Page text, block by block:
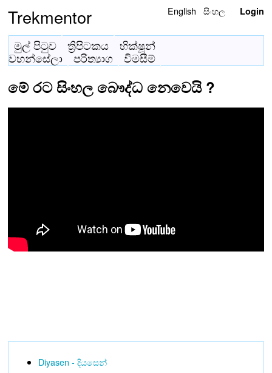
Trekmentor English සිංහල Login
මුල් පිටුව ත්‍රිපිටකය
භික්ෂූන්
වහන්සේලා
පරිත්‍යාග විමසීම්
මේ රට සිංහල බෞද්ධ නෙවෙයි ?
Diyasen - දියසෙන්